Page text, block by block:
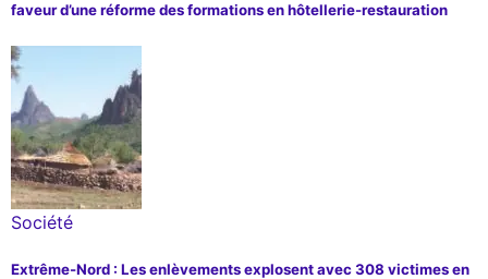
faveur d’une réforme des formations en hôtellerie-restauration
Société
Extrême-Nord : Les enlèvements explosent avec 308 victimes en